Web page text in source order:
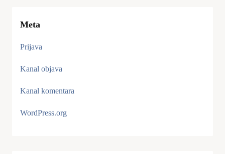
Meta
Prijava
Kanal objava
Kanal komentara
WordPress.org